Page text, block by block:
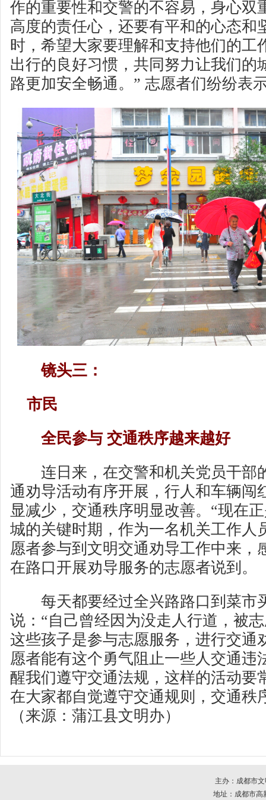
作的重要性和交警的不容易，身心双
高度的责任心，还要有平和的心态和
时，希望大家要理解和支持他们的工
出行的良好习惯，共同努力让我们的
路更加安全畅通。” 志愿者们纷纷表
镜头三：
市民
全民参与 交通秩序越来越好
连日来，在交警和机关党员干部
通劝导活动有序开展，行人和车辆闯
显减少，交通秩序明显改善。“现在
城的关键时期，作为一名机关工作人
愿者参与到文明交通劝导工作中来，
在路口开展劝导服务的志愿者说到。
每天都要经过全兴路路口到菜市
说：“自己曾经因为没走人行道，被
这些孩子是参与志愿服务，进行交通
愿者能有这个勇气阻止一些人交通违
醒我们遵守交通法规，这样的活动要
在大家都自觉遵守交通规则，交通秩
（来源：蒲江县文明办）
主办：成都市
地址：成都市高